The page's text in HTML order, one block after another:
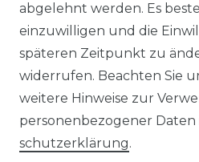
abgelehnt werden. Es
einzuwilligen und die
späteren Zeitpunkt zu
widerrufen. Beachten Sie
weitere Hinweise zur
personenbezogener Daten
schutz­erklärung.